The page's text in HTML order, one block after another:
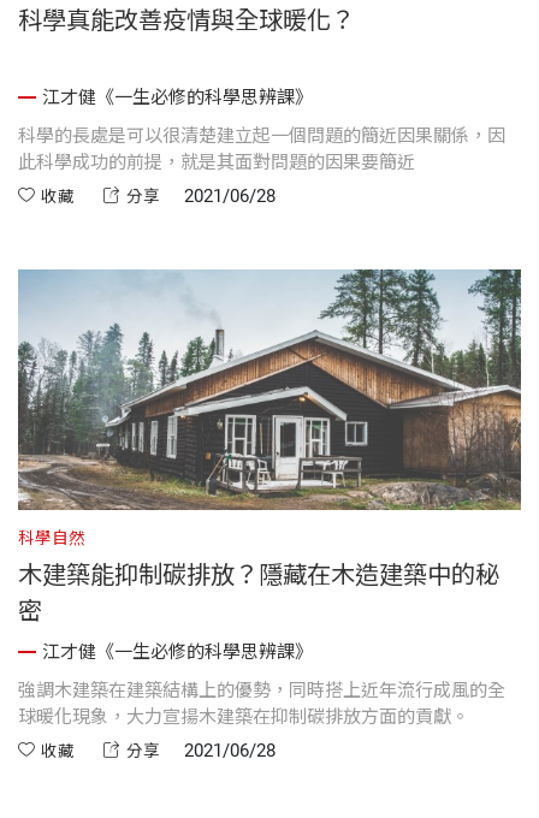
科學真能改善疫情與全球暖化？
江才健《一生必修的科學思辨課》
科學的長處是可以很清楚建立起一個問題的簡近因果關係，因
此科學成功的前提，就是其面對問題的因果要簡近
收藏 分享 2021/06/28
科學自然
木建築能抑制碳排放？隱藏在木造建築中的秘
密
江才健《一生必修的科學思辨課》
強調木建築在建築結構上的優勢，同時搭上近年流行成風的全
球暖化現象，大力宣揚木建築在抑制碳排放方面的貢獻。
收藏 分享 2021/06/28